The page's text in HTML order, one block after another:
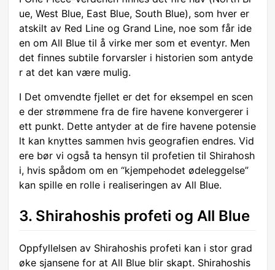
ue, West Blue, East Blue, South Blue), som hver er
atskilt av Red Line og Grand Line, noe som får ide
en om All Blue til å virke mer som et eventyr. Men
det finnes subtile forvarsler i historien som antyde
r at det kan være mulig.
I Det omvendte fjellet er det for eksempel en scen
e der strømmene fra de fire havene konvergerer i
ett punkt. Dette antyder at de fire havene potensie
lt kan knyttes sammen hvis geografien endres. Vid
ere bør vi også ta hensyn til profetien til Shirahosh
i, hvis spådom om en “kjempehodet ødeleggelse”
kan spille en rolle i realiseringen av All Blue.
3. Shirahoshis profeti og All Blue
Oppfyllelsen av Shirahoshis profeti kan i stor grad
øke sjansene for at All Blue blir skapt. Shirahoshis